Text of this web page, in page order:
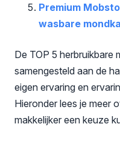
Premium
wasbare
De TOP 5 herbruikbare
samengesteld aan de
eigen ervaring en
Hieronder lees je meer
makkelijker een keuze